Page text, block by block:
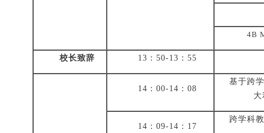
4B
校长致辞 13：50-13：55
14：00-14：08
基于跨
14：09-14：17
跨学科